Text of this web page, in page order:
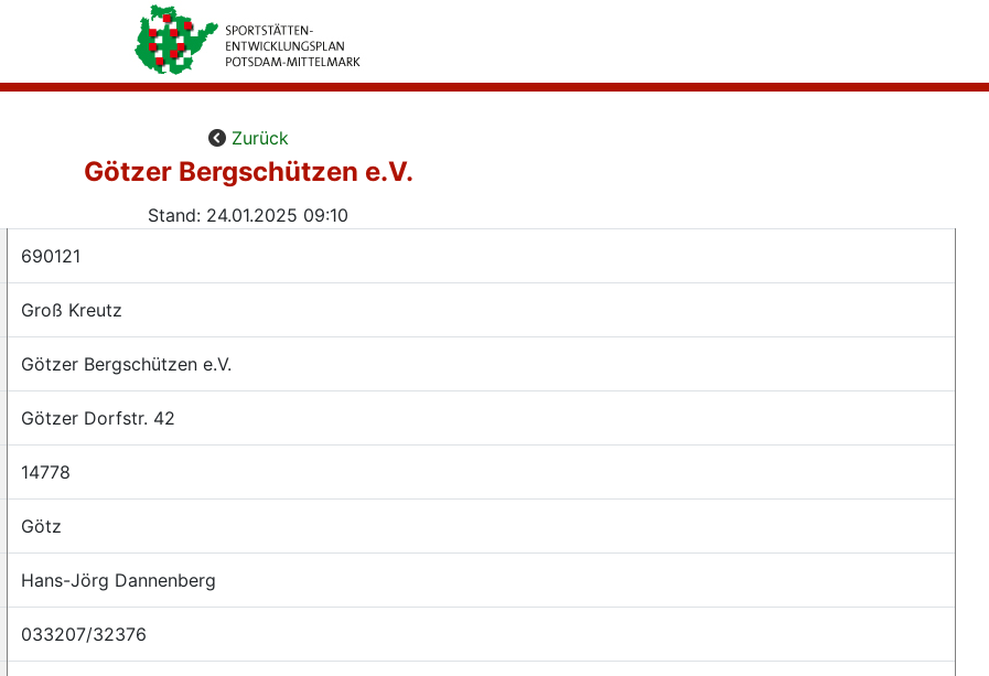
Zurück
Götzer Bergschützen e.V.
Stand: 24.01.2025 09:10
690121
Groß Kreutz
Götzer Bergschützen e.V.
Götzer Dorfstr. 42
14778
Götz
Hans-Jörg Dannenberg
033207/32376